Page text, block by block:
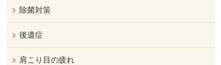
除菌対策
後遺症
肩こり目の疲れ